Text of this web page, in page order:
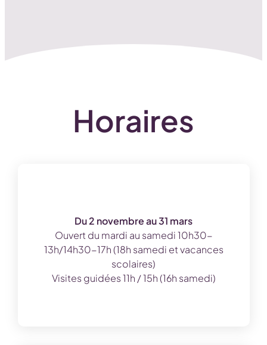
Horaires
Du 2 novembre au 31 mars
Ouvert du mardi au samedi 10h30-
13h/14h30-17h (18h samedi et vacances
scolaires)
Visites guidées 11h / 15h (16h samedi)